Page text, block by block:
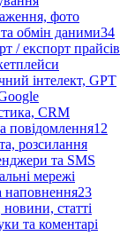
фото
та обмін даними34
/ експорт прайсів
інтелект, GPT
CRM
повідомлення12
розсилання
та SMS
мережі
наповнення23
новини, статті
та коментарі